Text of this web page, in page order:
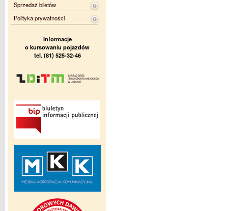
Sprzedaż biletów
Polityka prywatności
Informacje
o kursowaniu pojazdów
tel. (81) 525-32-46